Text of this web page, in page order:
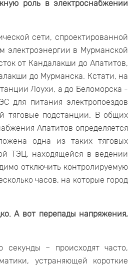
роль в электроснабжении
сети, спроектированной
электроэнергии в Мурманской
от Кандалакши до Апатитов,
до Мурманска. Кстати, на
Лоухи, а до Беломорска -
для питания электропоездов
тяговые подстанции. В общих
Апатитов определяется
одна из таких тяговых
ТЭЦ, находящейся в ведении
отключить контролируемую
часов, на которые город
А вот перепады напряжения,
– происходят часто,
устраняющей короткие